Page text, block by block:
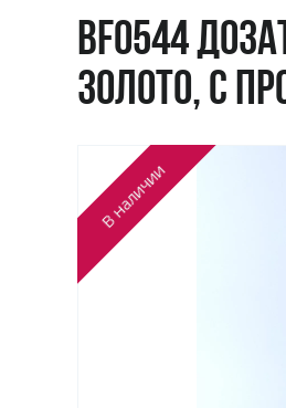
Дозаторы
Спреи (распылители)
Пенообразователи
Тубы для косметики
Упаковка для декоративной
Другая упаковка
BF0544
ЗОЛОТО, С
В наличии